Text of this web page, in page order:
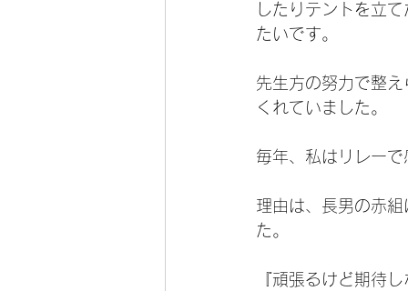
したりテントを立
たいです。
先生方の努力で整
くれていました。
毎年、私はリレー
理由は、長男の赤
た。
『頑張るけど期待